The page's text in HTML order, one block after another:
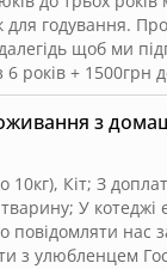
з
10кг), Кіт; З
; У котеджі
повідомляти нас
з улюбленцем
для годування.
щоб ми
6 років + 1500грн